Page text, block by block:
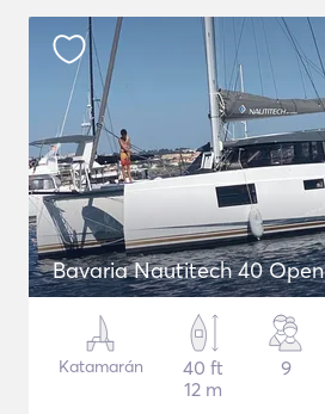
Bavaria Nautitech 40 Open
Katamarán
40 ft
12 m
9